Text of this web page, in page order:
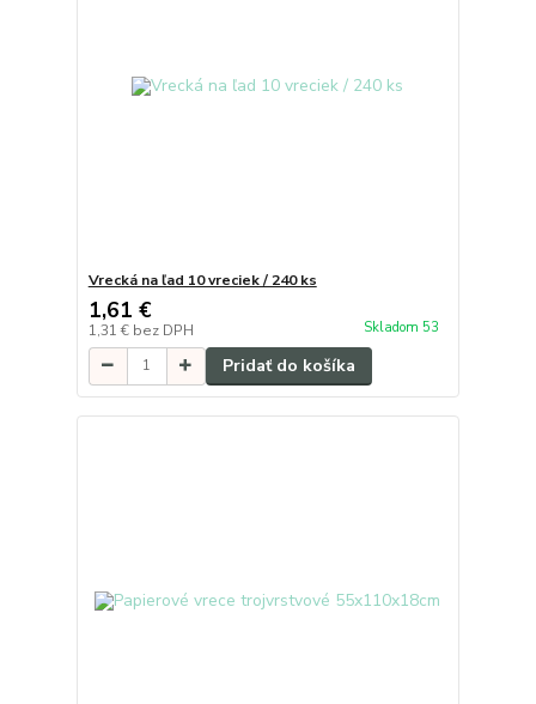
Vrecká na ľad 10 vreciek / 240 ks
1,61 €
1,31 € bez DPH Skladom 53
Pridať do košíka